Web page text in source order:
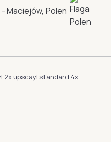
- Maciejów, Polen